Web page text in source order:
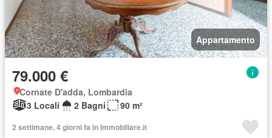
Appartamento
79.000 €
Cornate D'adda, Lombardia
3 Locali
2 Bagni 90 m²
2 settimane, 4 giorni fa in Immobiliare.it